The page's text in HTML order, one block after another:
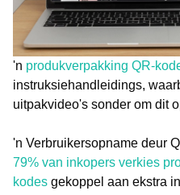
'n produkverpakking QR-
instruksiehandleidings,
uitpakvideo's sonder om dit
'n Verbruikersopname deur
79% van inkopers verkies
kodes gekoppel aan ekstra